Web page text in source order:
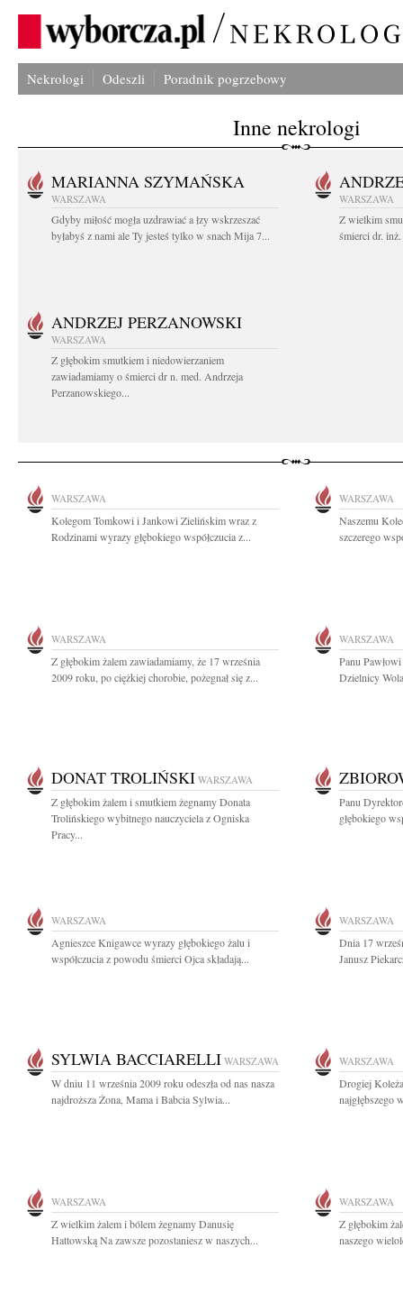
Nekrologi Odeszli Poradnik pogrzebowy
Inne nekrologi
MARIANNA SZYMAŃSKA
WARSZAWA
Gdyby miłość mogła uzdrawiać a łzy wskrzeszać
byłabyś z nami ale Ty jesteś tylko w snach Mija 7...
WARSZAWA
Z wielkim
śmierci dr.
ANDRZEJ PERZANOWSKI
WARSZAWA
Z głębokim smutkiem i niedowierzaniem
zawiadamiamy o śmierci dr n. med. Andrzeja
Perzanowskiego...
WARSZAWA
Kolegom Tomkowi i Jankowi Zielińskim wraz z
Rodzinami wyrazy głębokiego współczucia z...
WARSZAWA
Naszemu
szczerego
WARSZAWA
Z głębokim żalem zawiadamiamy, że 17 września
2009 roku, po ciężkiej chorobie, pożegnał się z...
WARSZAWA
Panu
Dzielnicy
DONAT TROLIŃSKI WARSZAWA
Z głębokim żalem i smutkiem żegnamy Donata
Trolińskiego wybitnego nauczyciela z Ogniska
Pracy...
Panu
głębokiego
WARSZAWA
Agnieszce Knigawce wyrazy głębokiego żalu i
współczucia z powodu śmierci Ojca składają...
WARSZAWA
Dnia 17
Janusz
SYLWIA BACCIARELLI WARSZAWA
W dniu 11 września 2009 roku odeszła od nas nasza
najdroższa Żona, Mama i Babcia Sylwia...
WARSZAWA
Drogiej
najgłębszego
WARSZAWA
Z wielkim żalem i bólem żegnamy Danusię
Hattowską Na zawsze pozostaniesz w naszych...
WARSZAWA
Z głębokim
naszego